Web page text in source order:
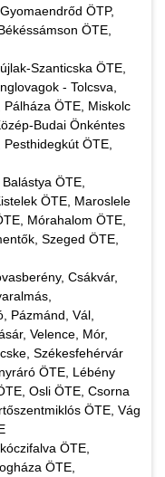
ÖTP,
ÖTE,
Szanticska ÖTE,
- Tolcsva,
ÖTE, Miskolc
Budai Önkéntes
ÖTE,
ÖTE,
ÖTE, Maroslele
Mórahalom ÖTE,
Szeged ÖTE,
Csákvár,
Pázmánd, Vál,
Velence, Mór,
Székesfehérvár
ÖTE, Lébény
Osli ÖTE, Csorna
ÖTE, Vág
ÖTE,
ÖTE,